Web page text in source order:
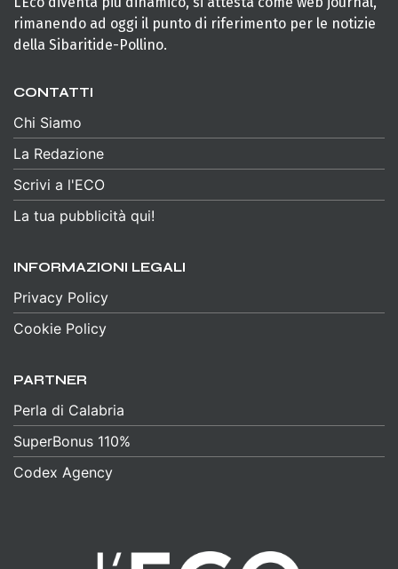
rimanendo ad oggi il punto di riferimento per le notizie
della Sibaritide-Pollino.
CONTATTI
Chi Siamo
La Redazione
Scrivi a l'ECO
La tua pubblicità qui!
INFORMAZIONI LEGALI
Privacy Policy
Cookie Policy
PARTNER
Perla di Calabria
SuperBonus 110%
Codex Agency